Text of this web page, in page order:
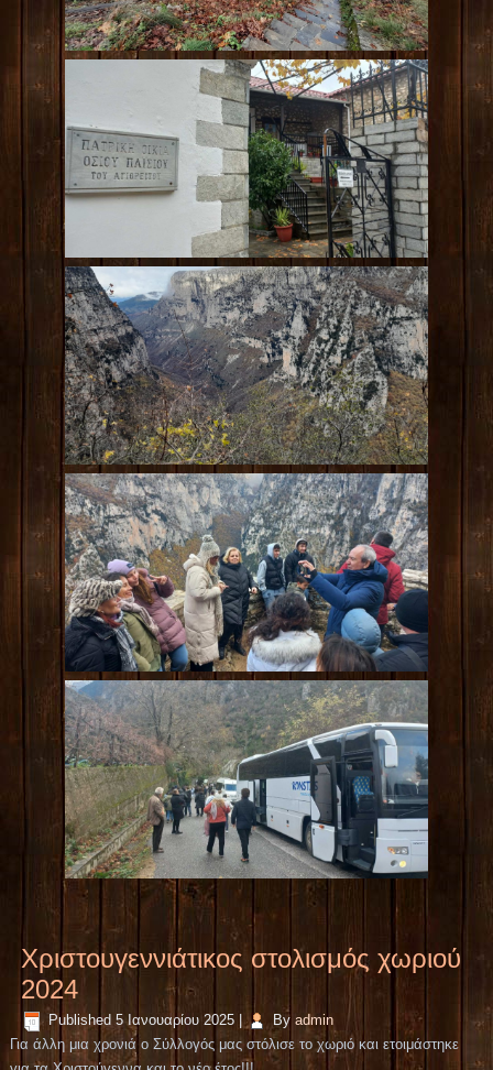
Χριστουγεννιάτικος στολισμός χωριού
2024
Published 5 Ιανουαρίου 2025 | By admin
Για άλλη μια χρονιά ο Σύλλογός μας στόλισε το χωριό και ετοιμάστηκε